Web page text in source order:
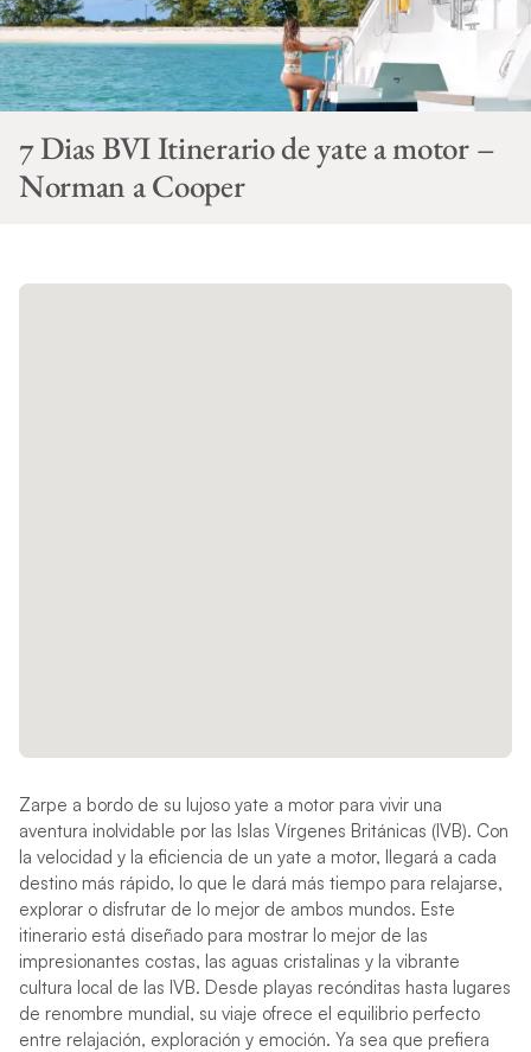
7 Dias BVI Itinerario de yate a motor –
Norman a Cooper
Zarpe a bordo de su lujoso yate a motor para vivir una
aventura inolvidable por las Islas Vírgenes Británicas (IVB). Con
la velocidad y la eficiencia de un yate a motor, llegará a cada
destino más rápido, lo que le dará más tiempo para relajarse,
explorar o disfrutar de lo mejor de ambos mundos. Este
itinerario está diseñado para mostrar lo mejor de las
impresionantes costas, las aguas cristalinas y la vibrante
cultura local de las IVB. Desde playas recónditas hasta lugares
de renombre mundial, su viaje ofrece el equilibrio perfecto
entre relajación, exploración y emoción. Ya sea que prefiera